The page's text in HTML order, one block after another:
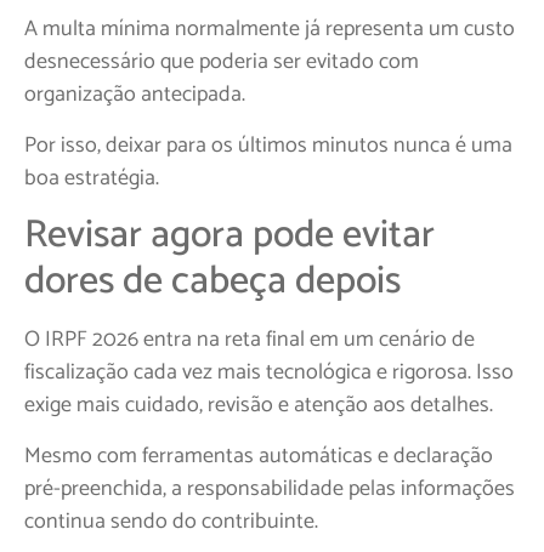
A multa mínima normalmente já representa um custo
desnecessário que poderia ser evitado com
organização antecipada.
Por isso, deixar para os últimos minutos nunca é uma
boa estratégia.
Revisar agora pode evitar
dores de cabeça depois
O IRPF 2026 entra na reta final em um cenário de
fiscalização cada vez mais tecnológica e rigorosa. Isso
exige mais cuidado, revisão e atenção aos detalhes.
Mesmo com ferramentas automáticas e declaração
pré-preenchida, a responsabilidade pelas informações
continua sendo do contribuinte.